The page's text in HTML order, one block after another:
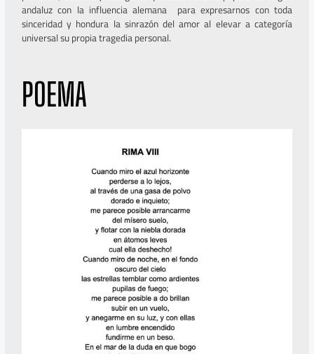
andaluz con la influencia alemana para expresarnos con toda
sinceridad y hondura la sinrazón del amor al elevar a categoría
universal su propia tragedia personal.
POEMA